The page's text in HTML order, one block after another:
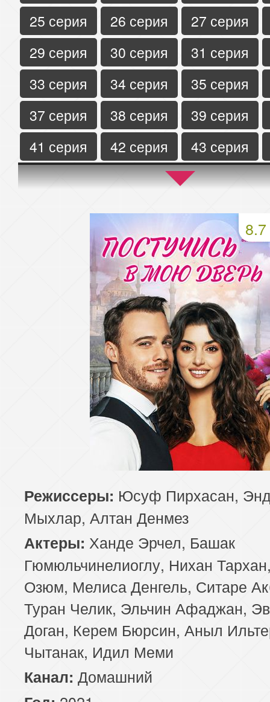
25 серия
26 серия
27 серия
29 серия
30 серия
31 серия
33 серия
34 серия
35 серия
37 серия
38 серия
39 серия
41 серия
42 серия
43 серия
45 серия
46 серия
47 серия
50 серия
51 серия
54 серия
55 серия
58 серия
59 серия
8.7
Режиссеры: Юсуф Пирхасан,
Мыхлар, Алтан Денмез
Актеры: Ханде Эрчел, Башак
Гюмюльчинелиоглу, Нихан
Озюм, Мелиса Денгель, Ситаре
Туран Челик, Эльчин Афаджан,
Доган, Керем Бюрсин, Аныл
Чытанак, Идил Меми
Канал: Домашний